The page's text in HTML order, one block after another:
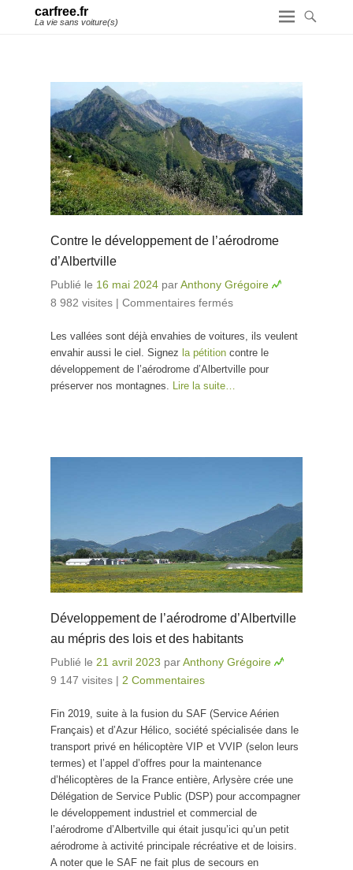
carfree.fr
La vie sans voiture(s)
Contre le développement de l’aérodrome
d’Albertville
Publié le 16 mai 2024 parAnthony Grégoire
8 982 visites | Commentaires fermés
de l’aérodrome
d’Albertville
Les vallées sont déjà envahies de voitures, ils veulent
envahir aussi le ciel. Signez la pétition contre le
développement de l’aérodrome d’Albertville pour
préserver nos montagnes. Lire la suite…
Développement de l’aérodrome d’Albertville
au mépris des lois et des habitants
Publié le 21 avril 2023 parAnthony Grégoire
9 147 visites | 2 Commentaires
Fin 2019, suite à la fusion du SAF (Service Aérien
Français) et d’Azur Hélico, société spécialisée dans le
transport privé en hélicoptère VIP et VVIP (selon leurs
termes) et l’appel d’offres pour la maintenance
d’hélicoptères de la France entière, Arlysère crée une
Délégation de Service Public (DSP) pour accompagner
le développement industriel et commercial de
l’aérodrome d’Albertville qui était jusqu’ici qu’un petit
aérodrome à activité principale récréative et de loisirs.
A noter que le SAF ne fait plus de secours en